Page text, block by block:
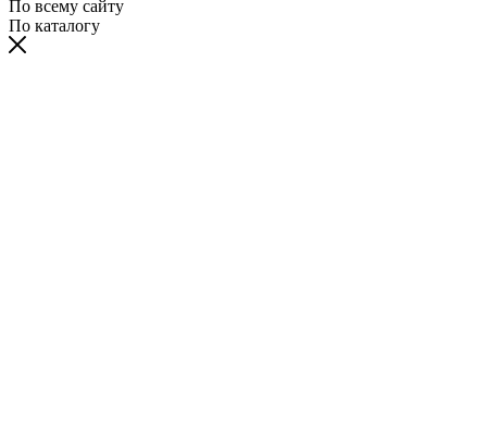
По всему сайту
По каталогу